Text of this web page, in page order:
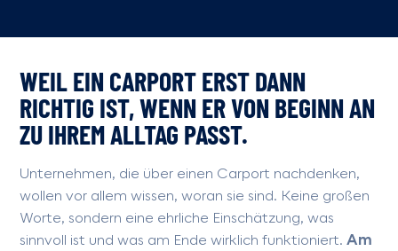
WEIL EIN CARPORT ERST DANN
RICHTIG IST, WENN ER VON BEGINN AN
ZU IHREM ALLTAG PASST.
Unternehmen, die über einen Carport nachdenken,
wollen vor allem wissen, woran sie sind. Keine großen
Worte, sondern eine ehrliche Einschätzung, was
sinnvoll ist und was am Ende wirklich funktioniert.Am